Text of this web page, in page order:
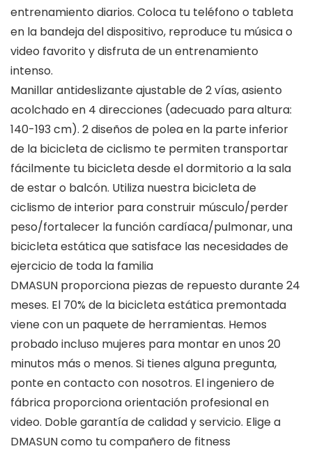
entrenamiento diarios. Coloca tu teléfono o tableta
en la bandeja del dispositivo, reproduce tu música o
video favorito y disfruta de un entrenamiento
intenso.
Manillar antideslizante ajustable de 2 vías, asiento
acolchado en 4 direcciones (adecuado para altura:
140-193 cm). 2 diseños de polea en la parte inferior
de la bicicleta de ciclismo te permiten transportar
fácilmente tu bicicleta desde el dormitorio a la sala
de estar o balcón. Utiliza nuestra bicicleta de
ciclismo de interior para construir músculo/perder
peso/fortalecer la función cardíaca/pulmonar, una
bicicleta estática que satisface las necesidades de
ejercicio de toda la familia
DMASUN proporciona piezas de repuesto durante 24
meses. El 70% de la bicicleta estática premontada
viene con un paquete de herramientas. Hemos
probado incluso mujeres para montar en unos 20
minutos más o menos. Si tienes alguna pregunta,
ponte en contacto con nosotros. El ingeniero de
fábrica proporciona orientación profesional en
video. Doble garantía de calidad y servicio. Elige a
DMASUN como tu compañero de fitness